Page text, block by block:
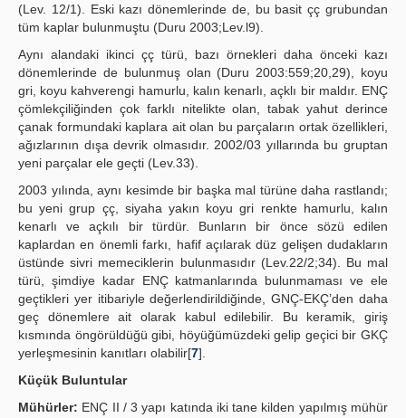
(Lev. 12/1). Eski kazı dönemlerinde de, bu basit çç grubundan
tüm kaplar bulunmuştu (Duru 2003;Lev.l9).
Aynı alandaki ikinci çç türü, bazı örnekleri daha önceki kazı
dönemlerinde de bulunmuş olan (Duru 2003:559;20,29), koyu
gri, koyu kahverengi hamurlu, kalın kenarlı, açklı bir maldır. ENÇ
çömlekçiliğinden çok farklı nitelikte olan, tabak yahut derince
çanak formundaki kaplara ait olan bu parçaların ortak özellikleri,
ağızlarının dışa devrik olmasıdır. 2002/03 yıllarında bu gruptan
yeni parçalar ele geçti (Lev.33).
2003 yılında, aynı kesimde bir başka mal türüne daha rastlandı;
bu yeni grup çç, siyaha yakın koyu gri renkte hamurlu, kalın
kenarlı ve açkılı bir türdür. Bunların bir önce sözü edilen
kaplardan en önemli farkı, hafif açılarak düz gelişen dudakların
üstünde sivri memeciklerin bulunmasıdır (Lev.22/2;34). Bu mal
türü, şimdiye kadar ENÇ katmanlarında bulunmaması ve ele
geçtikleri yer itibariyle değerlendirildiğinde, GNÇ-EKÇ’den daha
geç dönemlere ait olarak kabul edilebilir. Bu keramik, giriş
kısmında öngörüldüğü gibi, höyüğümüzdeki gelip geçici bir GKÇ
yerleşmesinin kanıtları olabilir[7].
Küçük Buluntular
Mühürler: ENÇ II / 3 yapı katında iki tane kilden yapılmış mühür